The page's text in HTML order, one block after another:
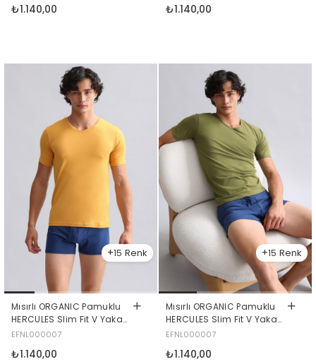
₺1.140,00 ₺1.140,00
15
Mısırlı ORGANIC Pamuklu
HERCULES Slim Fit V Yaka
Fanila / T-Shirt Hardal
EFNL000007
₺1.140,00
15
Mısırlı ORGANIC Pamuklu
HERCULES Slim Fit V Yaka
Fanila / T-Shirt Haki
EFNL000007
₺1.140,00